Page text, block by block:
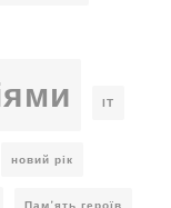
ІТ
новий рік
Пам’ять героїв